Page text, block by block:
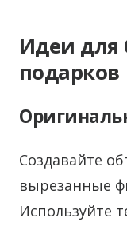
Идеи
подарков
Создавайте
вырезанные
Используйте